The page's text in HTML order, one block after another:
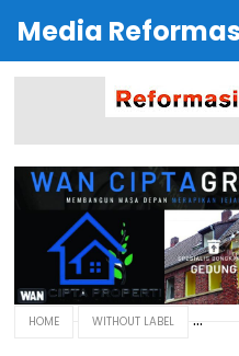
Media
HOME WITHOUT LABEL